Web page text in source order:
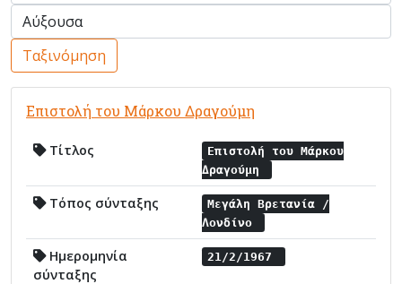
Ταξινόμηση
Επιστολή του Μάρκου Δραγούμη
Τίτλος
Επιστολή του Μάρκου
Δραγούμη
Τόπος σύνταξης
Μεγάλη Βρετανία /
Λονδίνο
Ημερομηνία
σύνταξης
21/2/1967